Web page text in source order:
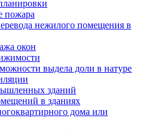
пожара
нежилого помещения в
окон
выдела доли в натуре
зданий
в зданиях
дома или